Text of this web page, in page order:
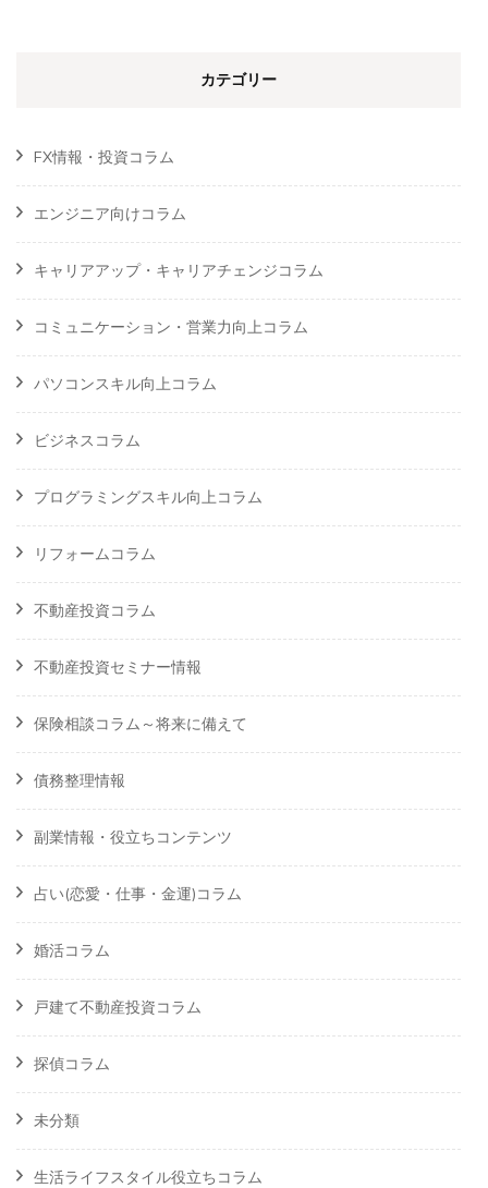
カテゴリー
FX情報・投資コラム
エンジニア向けコラム
キャリアアップ・キャリアチェンジコラム
コミュニケーション・営業力向上コラム
パソコンスキル向上コラム
ビジネスコラム
プログラミングスキル向上コラム
リフォームコラム
不動産投資コラム
不動産投資セミナー情報
保険相談コラム～将来に備えて
債務整理情報
副業情報・役立ちコンテンツ
占い(恋愛・仕事・金運)コラム
婚活コラム
戸建て不動産投資コラム
探偵コラム
未分類
生活ライフスタイル役立ちコラム